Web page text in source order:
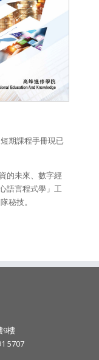
期課程手冊現已
的未來、數字經
語言程式學」工
秘技。
9樓
5707